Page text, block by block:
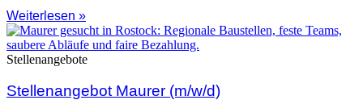
Weiterlesen »
Stellenangebote
Stellenangebot Maurer (m/w/d)